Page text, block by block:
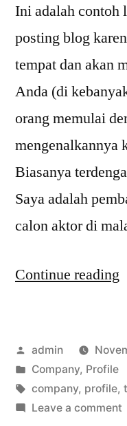
Ini adalah contoh
posting blog
tempat dan akan
Anda (di
orang memulai
mengenalkannya
Biasanya
Saya adalah
calon aktor di
Continue reading
Posted
by
admin
Posted
in
Company, Profile
Tags:
company, profile,
Leave a commenton